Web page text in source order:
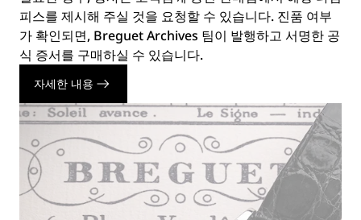
피스를 제시해 주실 것을 요청할 수 있습니다. 진품 여부
가 확인되면, Breguet Archives 팀이 발행하고 서명한 공
식 증서를 구매하실 수 있습니다.
자세한 내용